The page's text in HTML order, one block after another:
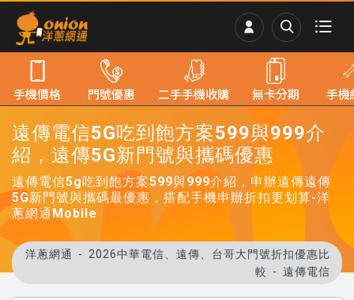
遠傳電信5G吃到飽方案599與999介
紹，遠傳5G新門號與攜碼優惠
遠傳電信5g吃到飽方案599與999介紹，申辦遠傳遠傳
5G新門號與攜碼最優惠，搭配手機申辦折扣更划算-洋
蔥網通Mobile
洋蔥網通
2026中華電信、遠傳、台哥大門號折扣優惠比
較
遠傳電信
手機價格 門號優惠 二手手機收購 無卡分期 手機